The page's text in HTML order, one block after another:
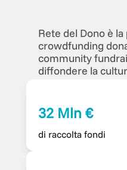
Rete del Dono è
crowdfunding
community
diffondere la
che ogni gesto di
attivismo, di
32 Mln €
di raccolta fondi